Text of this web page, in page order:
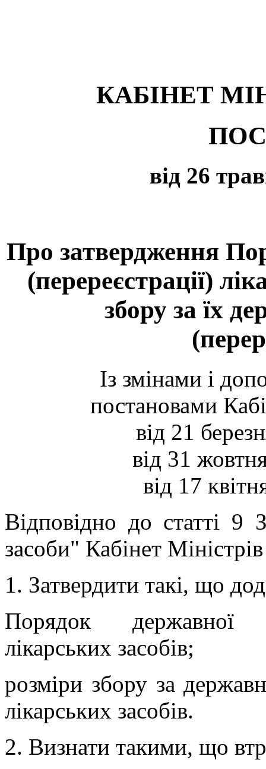
КАБІНЕТ
від 26
Про затвердження
(перереєстрації)
збору за їх
Із змінами і
постановами
від 21
від 31
від 17
Відповідно до статті 9
засоби" Кабінет
1. Затвердити такі, що
Порядок державної
лікарських засобів;
розміри збору за
лікарських засобів.
2. Визнати такими, що